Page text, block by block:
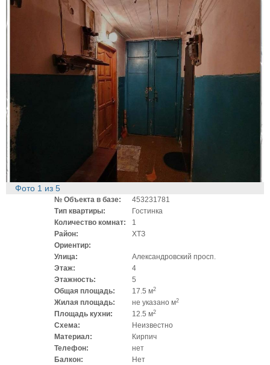
Фото 1 из 5
№ Объекта в базе:
453231781
Тип квартиры:
Гостинка
Количество комнат:
1
Район:
ХТЗ
Ориентир:
Улица:
Александровский просп.
Этаж:
4
Этажность:
5
Общая площадь:
17.5 м2
Жилая площадь: не указано м2
Площадь кухни: 12.5 м2
Схема:
Неизвестно
Материал:
Кирпич
Телефон:
нет
Балкон:
Нет